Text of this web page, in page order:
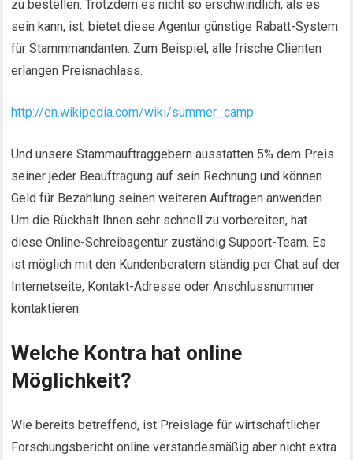
zu bestellen. Trotzdem es nicht so erschwindlich, als es
sein kann, ist, bietet diese Agentur günstige Rabatt-System
für Stammmandanten. Zum Beispiel, alle frische Clienten
erlangen Preisnachlass.
http://en.wikipedia.com/wiki/summer_camp
Und unsere Stammauftraggebern ausstatten 5% dem Preis
seiner jeder Beauftragung auf sein Rechnung und können
Geld für Bezahlung seinen weiteren Auftragen anwenden.
Um die Rückhalt Ihnen sehr schnell zu vorbereiten, hat
diese Online-Schreibagentur zuständig Support-Team. Es
ist möglich mit den Kundenberatern ständig per Chat auf der
Internetseite, Kontakt-Adresse oder Anschlussnummer
kontaktieren.
Welche Kontra hat online
Möglichkeit?
Wie bereits betreffend, ist Preislage für wirtschaftlicher
Forschungsbericht online verstandesmäßig aber nicht extra